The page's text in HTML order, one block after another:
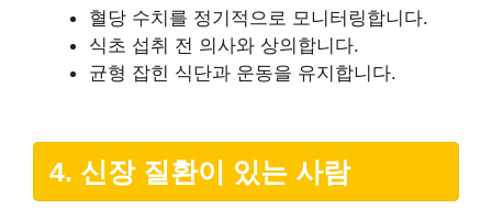
혈당 수치를 정기적으로 모니터링합니다.
식초 섭취 전 의사와 상의합니다.
균형 잡힌 식단과 운동을 유지합니다.
4. 신장 질환이 있는 사람